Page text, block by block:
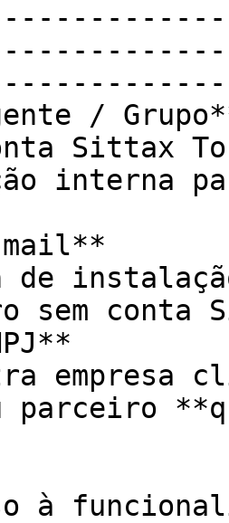
/
interna
mail**
de
sem
empresa
parceiro
à